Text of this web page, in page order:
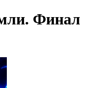
Финал